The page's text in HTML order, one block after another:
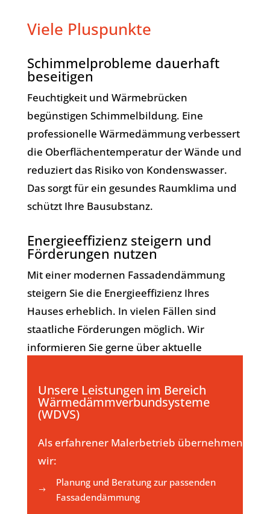
Viele Pluspunkte
Schimmelprobleme dauerhaft
beseitigen
Feuchtigkeit und Wärmebrücken
begünstigen Schimmelbildung. Eine
professionelle Wärmedämmung verbessert
die Oberflächentemperatur der Wände und
reduziert das Risiko von Kondenswasser.
Das sorgt für ein gesundes Raumklima und
schützt Ihre Bausubstanz.
Energieeffizienz steigern und
Förderungen nutzen
Mit einer modernen Fassadendämmung
steigern Sie die Energieeffizienz Ihres
Hauses erheblich. In vielen Fällen sind
staatliche Förderungen möglich. Wir
informieren Sie gerne über aktuelle
der Planung.
Unsere Leistungen im Bereich
Wärmedämmverbundsysteme
(WDVS)
Als erfahrener Malerbetrieb übernehmen
wir:
$
Planung und Beratung zur passenden
Fassadendämmung